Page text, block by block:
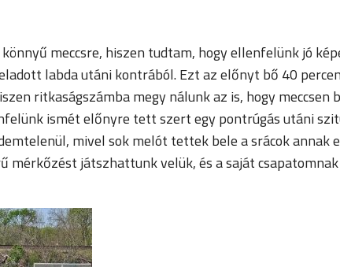
meccsre, hiszen tudtam, hogy ellenfelünk jó
labda utáni kontrából. Ezt az előnyt bő 40
ritkaságszámba megy nálunk az is, hogy meccsen
ismét előnyre tett szert egy pontrúgás utáni
mivel sok melót tettek bele a srácok annak
játszhattunk velük, és a saját